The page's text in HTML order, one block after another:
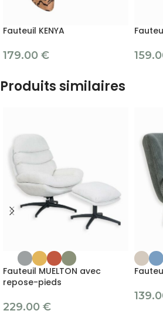
Fauteuil KENYA
179.00 €
Produits similaires
Fauteuil MUELTON avec
repose-pieds
229.00 €